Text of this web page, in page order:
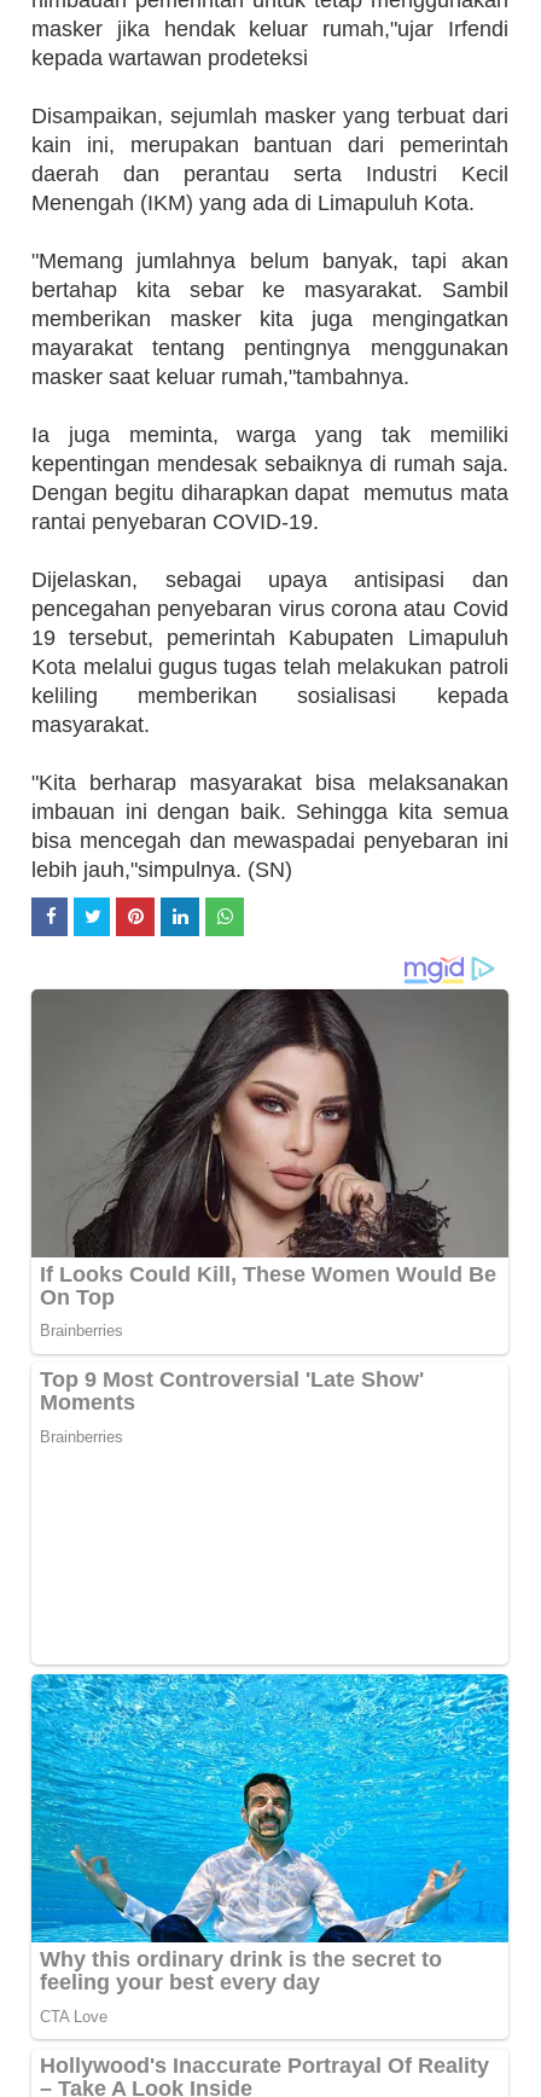
masker jika hendak keluar rumah,"ujar Irfendi
kepada wartawan prodeteksi
Disampaikan, sejumlah masker yang terbuat dari
kain ini, merupakan bantuan dari pemerintah
daerah dan perantau serta Industri Kecil
Menengah (IKM) yang ada di Limapuluh Kota.
"Memang jumlahnya belum banyak, tapi akan
bertahap kita sebar ke masyarakat. Sambil
memberikan masker kita juga mengingatkan
mayarakat tentang pentingnya menggunakan
masker saat keluar rumah,"tambahnya.
Ia juga meminta, warga yang tak memiliki
kepentingan mendesak sebaiknya di rumah saja.
Dengan begitu diharapkan dapat memutus mata
rantai penyebaran COVID-19.
Dijelaskan, sebagai upaya antisipasi dan
pencegahan penyebaran virus corona atau Covid
19 tersebut, pemerintah Kabupaten Limapuluh
Kota melalui gugus tugas telah melakukan patroli
keliling memberikan sosialisasi kepada
masyarakat.
"Kita berharap masyarakat bisa melaksanakan
imbauan ini dengan baik. Sehingga kita semua
bisa mencegah dan mewaspadai penyebaran ini
lebih jauh,"simpulnya. (SN)